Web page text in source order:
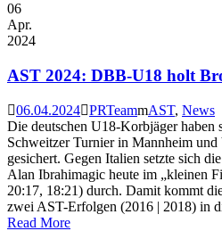
06
Apr.
2024
AST 2024: DBB-U18 holt
06.04.2024 PRTeam AST, News
Die deutschen U18-Korbjäger haben
Schweitzer Turnier in Mannheim
gesichert. Gegen Italien setzte sich
Alan Ibrahimagic heute im „kleinen
20:17, 18:21) durch. Damit kommt
zwei AST-Erfolgen (2016 | 2018) in
Read More